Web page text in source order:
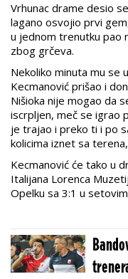
Vrhunac drame desio
lagano osvojio prvi
u jednom trenutku pao
zbog grčeva.
Nekoliko minuta mu se
Kecmanović prišao i
Nišioka nije mogao da
iscrpljen, meč se igrao
je trajao i preko ti i po
kolicima iznet sa
Kecmanović će tako u
Italijana Lorenca
Opelku sa 3:1 u